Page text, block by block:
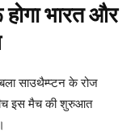
भारत और
साउथैम्प्टन के रोज
इस मैच की शुरुआत